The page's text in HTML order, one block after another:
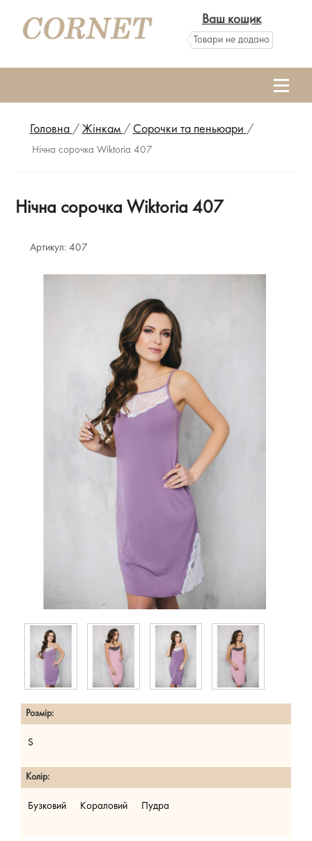
Ваш кошик
Товари не додано
Головна / Жінкам / Сорочки та пеньюари /
Нічна сорочка Wiktoria 407
Нічна сорочка Wiktoria 407
Артикул: 407
Розмір:
S
Колір:
Бузковий Кораловий Пудра